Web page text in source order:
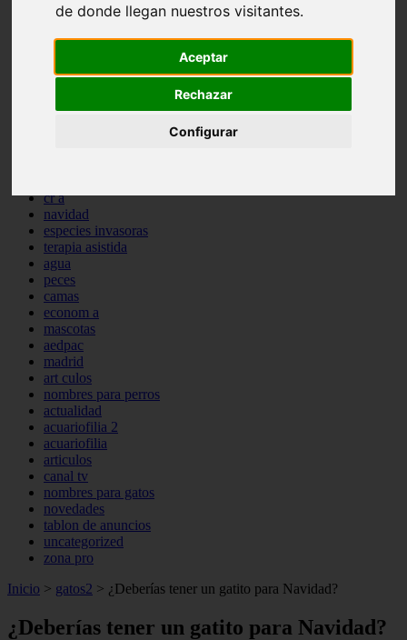
de donde llegan nuestros visitantes.
Aceptar
Rechazar
Configurar
abandono
snacks
iberzoo propet
cr a
navidad
especies invasoras
terapia asistida
agua
peces
camas
econom a
mascotas
aedpac
madrid
art culos
nombres para perros
actualidad
acuariofilia 2
acuariofilia
articulos
canal tv
nombres para gatos
novedades
tablon de anuncios
uncategorized
zona pro
Inicio > gatos2 > ¿Deberías tener un gatito para Navidad?
¿Deberías tener un gatito para Navidad?